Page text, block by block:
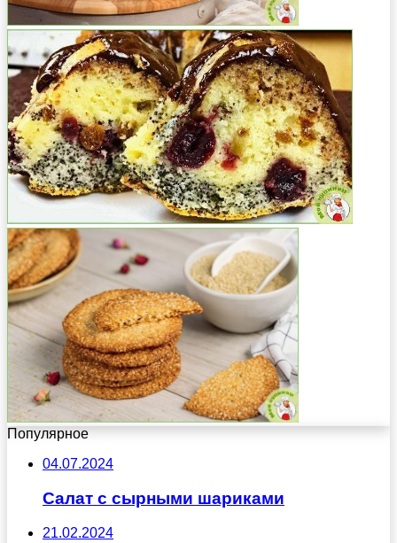
Популярное
04.07.2024
Салат с сырными шариками
21.02.2024